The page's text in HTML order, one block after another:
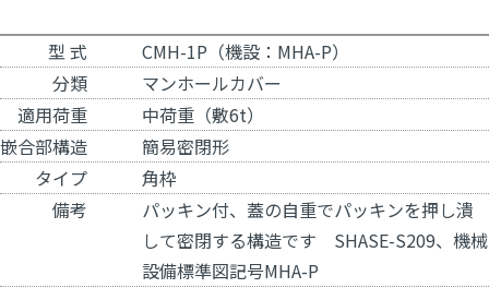
型 式
CMH-1P（機設：MHA-P）
分類
マンホールカバー
適用荷重
中荷重（敷6t）
嵌合部構造
簡易密閉形
タイプ
角枠
備考
パッキン付、蓋の自重でパッキンを押し潰
して密閉する構造です SHASE-S209、機械
設備標準図記号MHA-P